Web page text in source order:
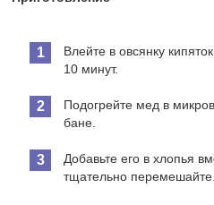
Влейте в овсянку
10 минут.
Подогрейте мед в
бане.
Добавьте его в хлопья
тщательно перемешайте.